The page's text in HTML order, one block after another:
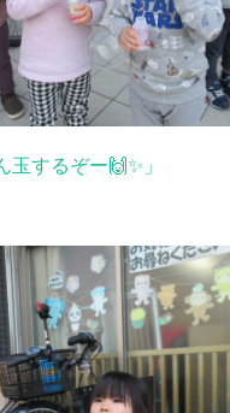
玉するぞー🙌✨」